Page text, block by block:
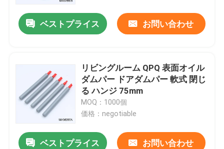
家
私達について
ベストプライス お問い合わせ
リビングルーム QPQ 表面オイル
ダムパー ドアダムパー 軟式 閉じ
る ハンジ 75mm
MOQ：1000個
価格：negotiable
ベストプライス お問い合わせ